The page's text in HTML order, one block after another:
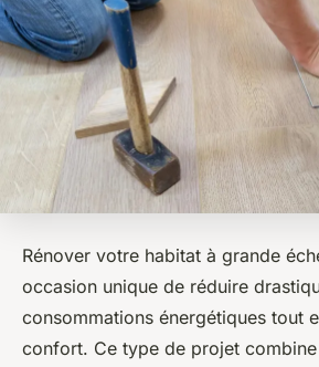
Rénover votre habitat à grande
occasion unique de réduire
consommations énergétiques tout
confort. Ce type de projet